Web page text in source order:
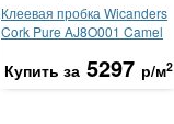
Клеевая пробка Wicanders
Cork Pure AJ8O001 Camel
Купить за 5297 р/м2